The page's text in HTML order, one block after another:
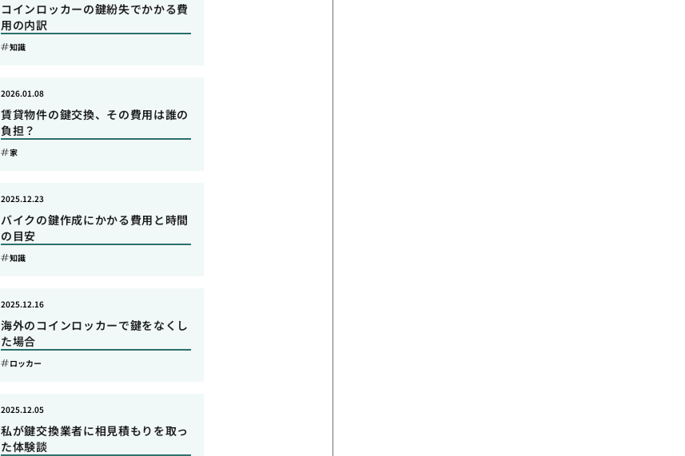
コインロッカーの鍵紛失でかかる費
用の内訳
知識
賃貸物件の鍵交換、その費用は誰の
負担？
2026.01.08
家
バイクの鍵作成にかかる費用と時間
の目安
2025.12.23
知識
海外のコインロッカーで鍵をなくし
た場合
2025.12.16
ロッカー
私が鍵交換業者に相見積もりを取っ
た体験談
2025.12.05